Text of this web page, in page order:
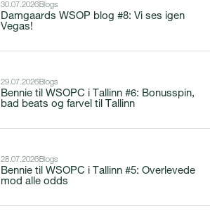
30.07.2026Blogs
Damgaards WSOP blog #8: Vi ses igen
Vegas!
29.07.2026Blogs
Bennie til WSOPC i Tallinn #6: Bonusspin,
bad beats og farvel til Tallinn
28.07.2026Blogs
Bennie til WSOPC i Tallinn #5: Overlevede
mod alle odds